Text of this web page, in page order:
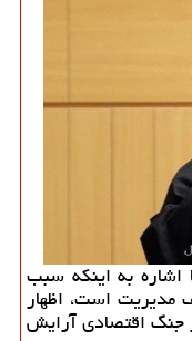
به اینكه سبب
است، اظهار
جنگ اقتصادی آرایش